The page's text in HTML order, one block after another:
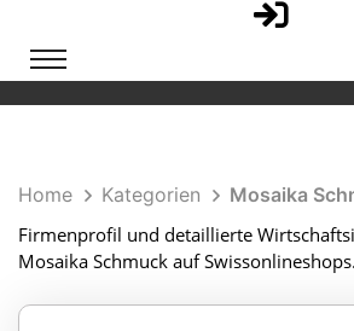
Home Kategorien
Mosaika
Firmenprofil und detaillierte
Mosaika Schmuck auf